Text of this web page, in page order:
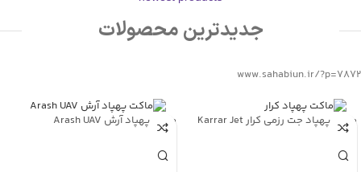
جدیدترین محصولات
www.sahabiun.ir/?p=7872
ماکت پهپاد جت رزمی کرار Karrar Jet
UAV
جهت خرید تماس بگیرید
ماکت پهپاد آرش Arash UAV
جهت خرید تماس بگیرید